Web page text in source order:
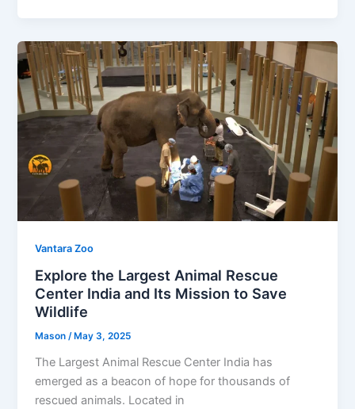
Vantara Zoo
Explore the Largest Animal Rescue
Center India and Its Mission to Save
Wildlife
Mason/ May 3, 2025
The Largest Animal Rescue Center India has
emerged as a beacon of hope for thousands of
rescued animals. Located in